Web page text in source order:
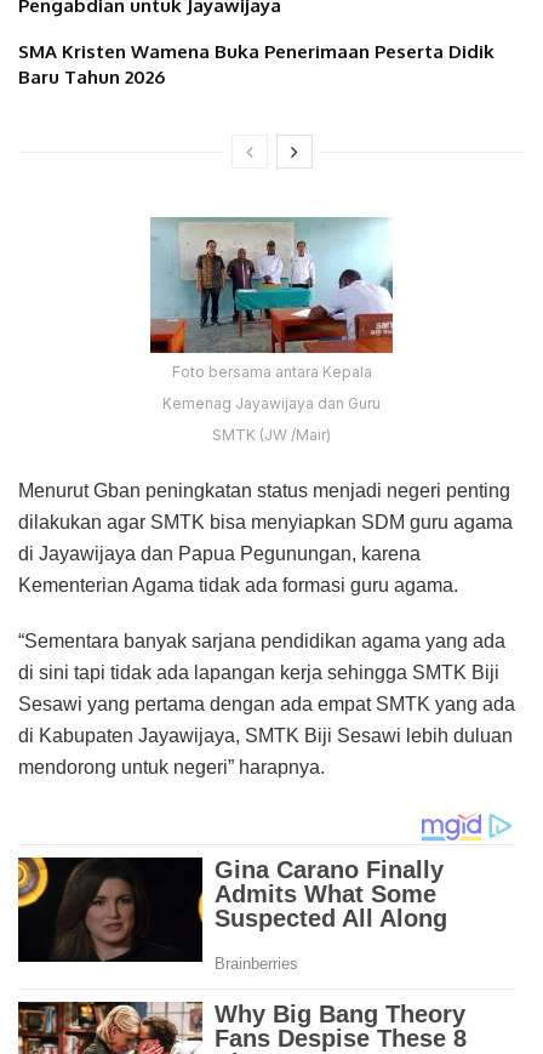
Pengabdian untuk Jayawijaya
SMA Kristen Wamena Buka Penerimaan Peserta Didik
Baru Tahun 2026
Foto bersama antara Kepala
Kemenag Jayawijaya dan Guru
SMTK (JW /Mair)
Menurut Gban peningkatan status menjadi negeri penting
dilakukan agar SMTK bisa menyiapkan SDM guru agama
di Jayawijaya dan Papua Pegunungan, karena
Kementerian Agama tidak ada formasi guru agama.
“Sementara banyak sarjana pendidikan agama yang ada
di sini tapi tidak ada lapangan kerja sehingga SMTK Biji
Sesawi yang pertama dengan ada empat SMTK yang ada
di Kabupaten Jayawijaya, SMTK Biji Sesawi lebih duluan
mendorong untuk negeri” harapnya.